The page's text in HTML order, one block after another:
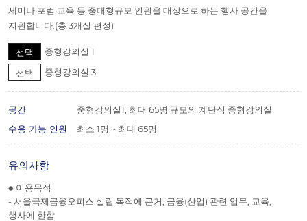
세미나·포럼·교육 등 중대형규모 인원을 대상으로 하는 행사 공간을
지원합니다.(총 3개실 편성)
선택
중형강의실 1
선택
중형강의실 3
공간
중형강의실1, 최대 65명 규모의 계단식 중형강의실
수용 가능 인원
최소 1명 ~ 최대 65명
유의사항
◆ 이용목적
- 서울국제금융오피스 설립 목적에 근거, 금융(산업) 관련 업무, 교육,
행사에 한함